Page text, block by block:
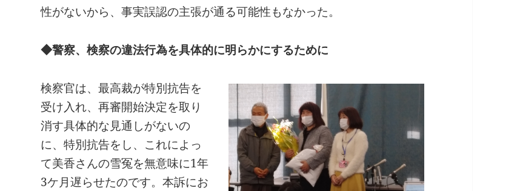
性がないから、事実誤認の主張が通る可能性もなかった。
◆警察、検察の違法行為を具体的に明らかにするために
検察官は、最高裁が特別抗告を
受け入れ、再審開始決定を取り
消す具体的な見通しがないの
に、特別抗告をし、これによっ
て美香さんの雪冤を無意味に1年
3ケ月遅らせたのです。本訴にお